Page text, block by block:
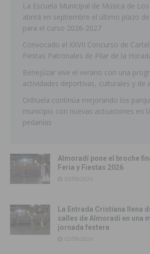
La Escuela Municipal de Música de
abrirá en septiembre el último plazo
para el curso 2026-2027
Convocado el XXVII Concurso de
Fiestas Patronales de Pilar de la
Benejúzar vive el verano con una
actividades deportivas, culturales y de
Orihuela continúa mejorando los
municipio con nuevas actuaciones en
pedanías
Almoradí pone el broche
Feria y Fiestas 2026
03/08/2026
La Entrada Cristiana llena
calles de Almoradí en una
jornada festera
02/08/2026